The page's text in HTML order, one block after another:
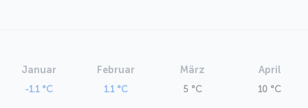
Januar
-1.1 °C
Februar
1.1 °C
März
5 °C
April
10 °C